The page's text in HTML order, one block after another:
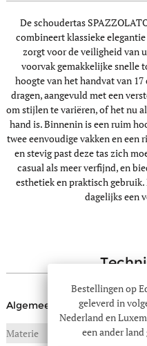
De schoudertas
combineert klassieke
zorgt voor de veiligheid van
voorvak gemakkelijke snelle
hoogte van het handvat van
dragen, aangevuld met een
om stijlen te variëren, of het nu
hand is. Binnenin is een ruim
twee eenvoudige vakken en
en stevig past deze tas zich
casual als meer verfijnd, en
esthetiek en praktisch
dagelijks een
Algemeen
Materie
Bestellingen op
geleverd in
Nederland en
een ander land